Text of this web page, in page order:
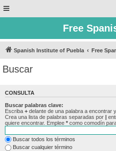
Free
Spanish Institute of Puebla Free
Buscar
CONSULTA
Buscar palabras clave:
Escriba + delante de una palabra a encontrar y
Crea una lista de palabras separadas por |
quiere encontrar. Emplee * como comodín
Buscar todos los términos
Buscar cualquier término